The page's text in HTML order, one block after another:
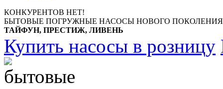
КОНКУРЕНТОВ НЕТ!
БЫТОВЫЕ ПОГРУЖНЫЕ НАСОСЫ НОВОГО
ТАЙФУН, ПРЕСТИЖ, ЛИВЕНЬ
Купить насосы в розницу